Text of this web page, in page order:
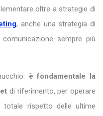
oltre a strategie di
, anche una strategia di
sempre più
è fondamentale la
di riferimento, per operare
totale rispetto delle ultime